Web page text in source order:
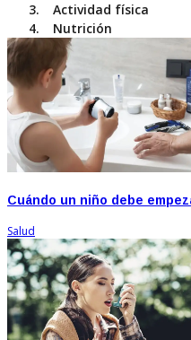
Actividad física
Nutrición
Cuándo un niño debe
Salud